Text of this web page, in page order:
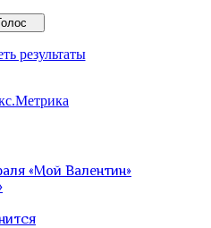
результаты
«Мой Валентин»